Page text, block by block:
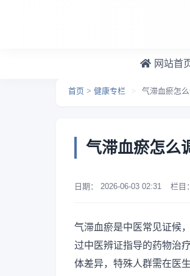
网站首
首页 > 健康专栏 > 气滞血瘀怎
气滞血瘀怎么
日期： 2026-06-03 02:31 栏目：
气滞血瘀是中医常见证候
过中医辨证指导的药物治
体差异，特殊人群需在医